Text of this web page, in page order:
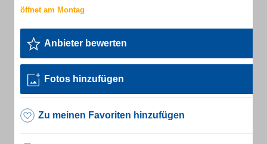
Anbieter bewerten
Fotos hinzufügen
Zu meinen Favoriten hinzufügen